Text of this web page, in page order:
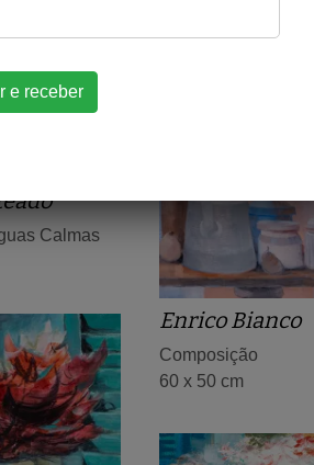
Calmas
Enrico Bianco
Composição
60 x 50 cm